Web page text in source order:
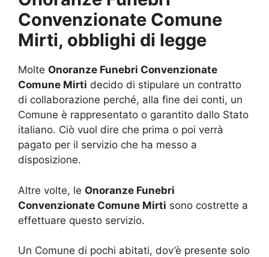
Convenzionate Comune
Mirti, obblighi di legge
Molte Onoranze Funebri Convenzionate
Comune Mirti decido di stipulare un contratto
di collaborazione perché, alla fine dei conti, un
Comune è rappresentato o garantito dallo Stato
italiano. Ciò vuol dire che prima o poi verrà
pagato per il servizio che ha messo a
disposizione.
Altre volte, le Onoranze Funebri
Convenzionate Comune Mirti sono costrette a
effettuare questo servizio.
Un Comune di pochi abitati, dov’è presente solo